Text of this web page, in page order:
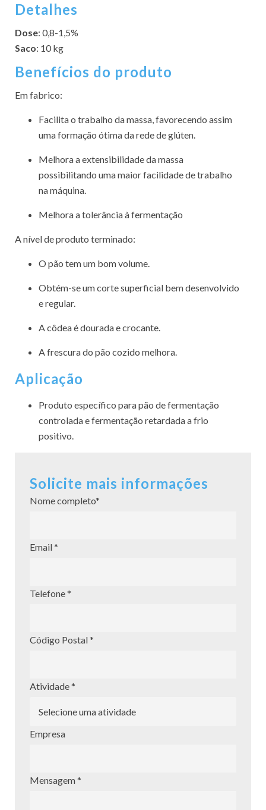
Detalhes
Dose: 0,8-1,5%
Saco: 10 kg
Benefícios do produto
Em fabrico:
Facilita o trabalho da massa, favorecendo assim
uma formação ótima da rede de glúten.
Melhora a extensibilidade da massa
possibilitando uma maior facilidade de trabalho
na máquina.
Melhora a tolerância à fermentação
A nível de produto terminado:
O pão tem um bom volume.
Obtém-se um corte superficial bem desenvolvido
e regular.
A côdea é dourada e crocante.
A frescura do pão cozido melhora.
Aplicação
Produto específico para pão de fermentação
controlada e fermentação retardada a frio
positivo.
Solicite mais informações
Nome completo*
Email *
Telefone *
Código Postal *
Atividade *
Empresa
Mensagem *